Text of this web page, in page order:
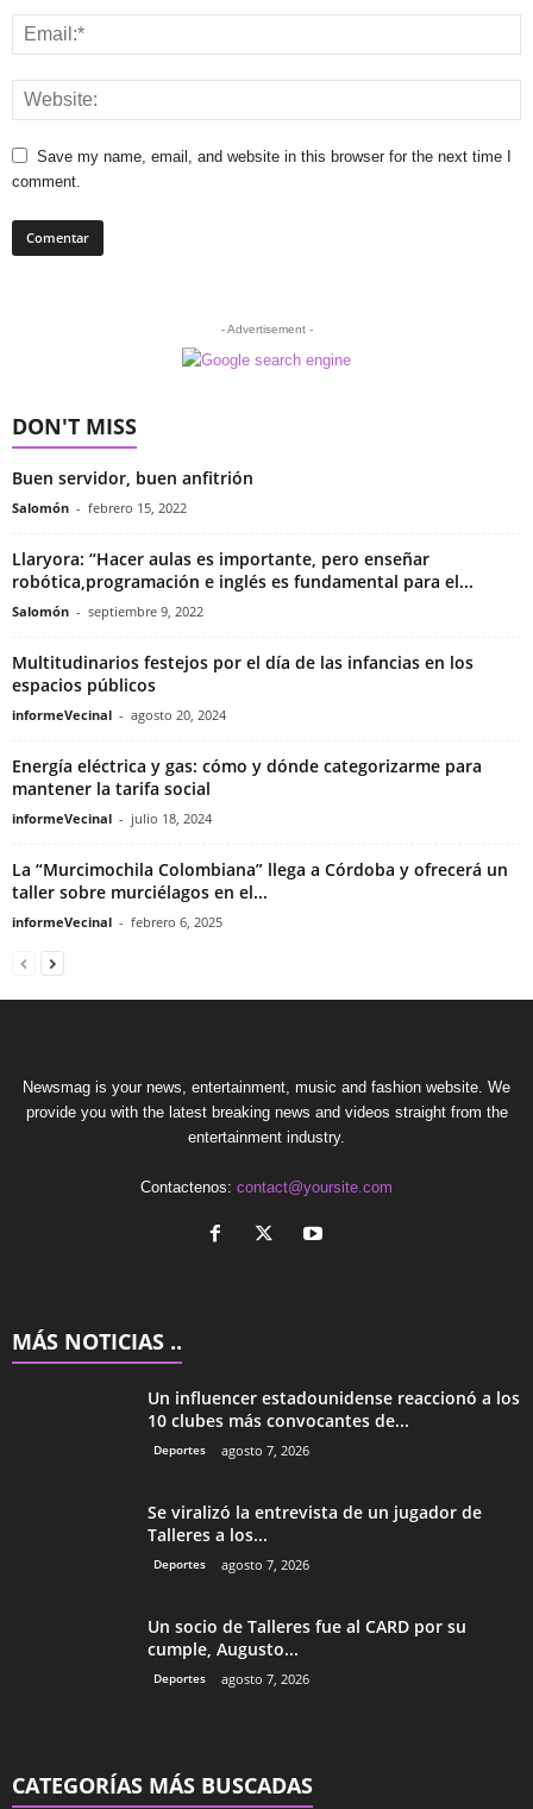
Save my name, email, and website in this browser for the next time I
comment.
- Advertisement -
DON'T MISS
Buen servidor, buen anfitrión
Salomón - febrero 15, 2022
Llaryora: “Hacer aulas es importante, pero enseñar
robótica,programación e inglés es fundamental para el...
Salomón - septiembre 9, 2022
Multitudinarios festejos por el día de las infancias en los
espacios públicos
informeVecinal - agosto 20, 2024
Energía eléctrica y gas: cómo y dónde categorizarme para
mantener la tarifa social
informeVecinal - julio 18, 2024
La “Murcimochila Colombiana” llega a Córdoba y ofrecerá un
taller sobre murciélagos en el...
informeVecinal - febrero 6, 2025
Newsmag is your news, entertainment, music and fashion website. We
provide you with the latest breaking news and videos straight from the
entertainment industry.
Contactenos: contact@yoursite.com
MÁS NOTICIAS ..
Un influencer estadounidense reaccionó a los
10 clubes más convocantes de...
Deportes agosto 7, 2026
Se viralizó la entrevista de un jugador de
Talleres a los...
Deportes agosto 7, 2026
Un socio de Talleres fue al CARD por su
cumple, Augusto...
Deportes agosto 7, 2026
CATEGORÍAS MÁS BUSCADAS